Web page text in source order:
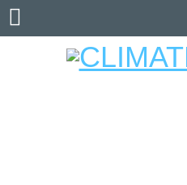
Кондиционеры и сплит-